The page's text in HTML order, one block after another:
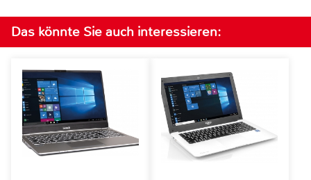
Das könnte Sie auch interessieren: